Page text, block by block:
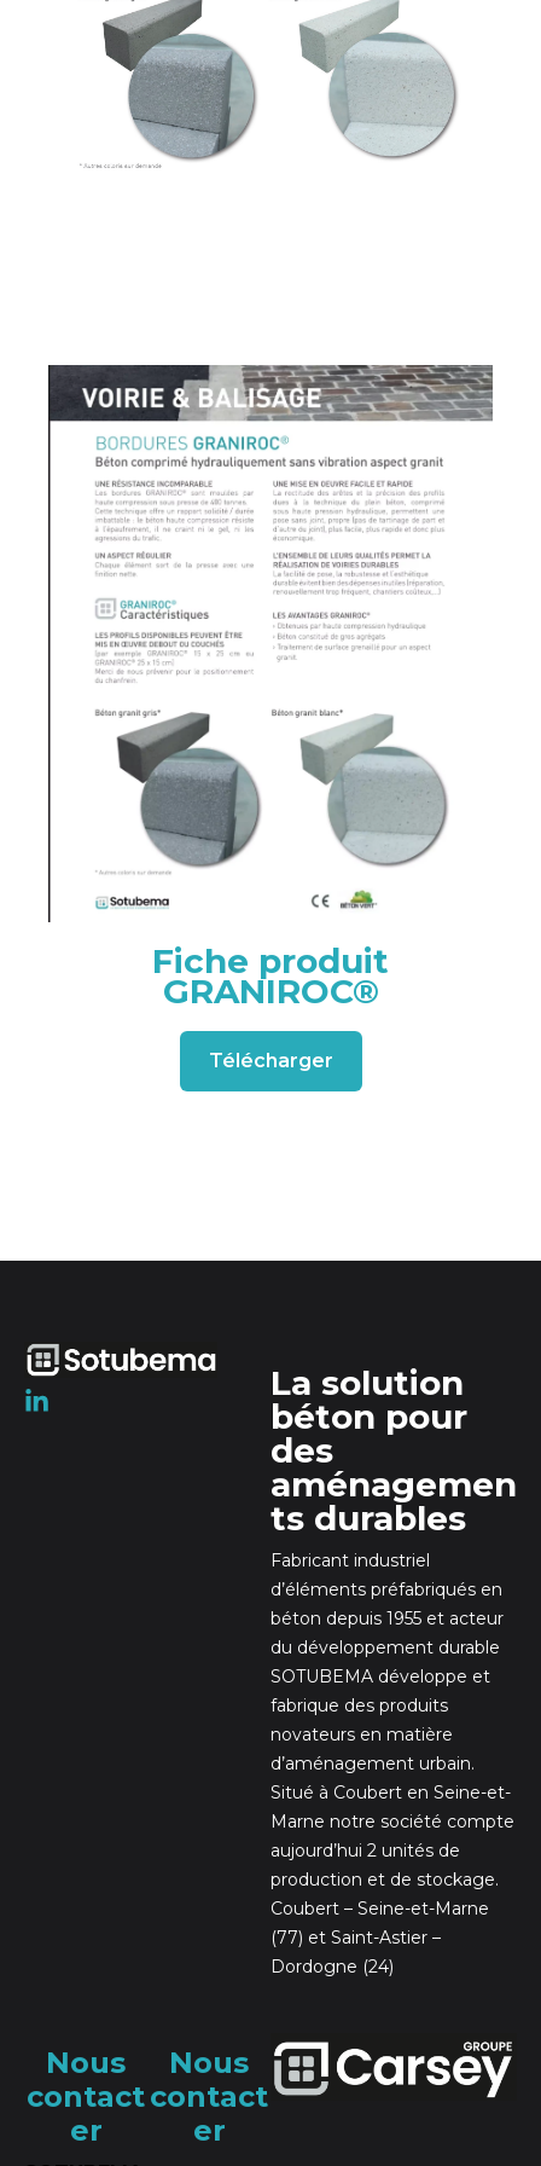
Fiche produit
GRANIROC®
Télécharger
La solution
béton pour
des
aménagemen
ts durables
Fabricant industriel
d’éléments préfabriqués en
béton depuis 1955 et acteur
du développement durable
SOTUBEMA développe et
fabrique des produits
novateurs en matière
d’aménagement urbain.
Situé à Coubert en Seine-et-
Marne notre société compte
aujourd’hui 2 unités de
production et de stockage.
Coubert – Seine-et-Marne
(77) et Saint-Astier –
Dordogne (24)
Nous
contact
er
Nous
contact
er